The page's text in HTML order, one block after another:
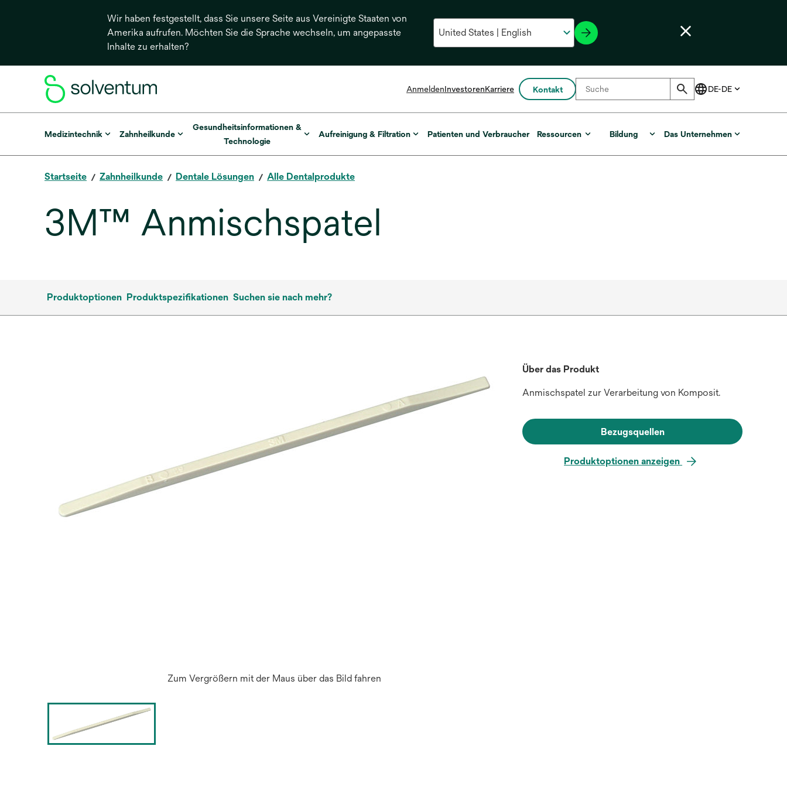
Wir haben festgestellt, dass Sie unsere Seite aus Vereinigte Staaten von
Amerika aufrufen. Möchten Sie die Sprache wechseln, um angepasste
Inhalte zu erhalten?
AnmeldenInvestorenKarriere Kontakt
Medizintechnik Zahnheilkunde
Gesundheitsinformationen &
Technologie
Aufreinigung & Filtration Patienten und Verbraucher Ressourcen Bildung Das Unternehmen
Startseite Zahnheilkunde Dentale Lösungen Alle Dentalprodukte
3M™ Anmischspatel
Produktoptionen Produktspezifikationen Suchen sie nach mehr?
Zum Vergrößern mit der Maus über das Bild fahren
Über das Produkt
Anmischspatel zur Verarbeitung von Komposit.
Bezugsquellen
Produktoptionen anzeigen